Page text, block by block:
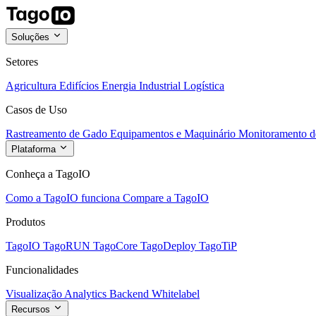
Soluções
Setores
Agricultura Edifícios Energia Industrial Logística
Casos de Uso
Rastreamento de Gado Equipamentos e Maquinário Monitoramento
Plataforma
Conheça a TagoIO
Como a TagoIO funciona Compare a TagoIO
Produtos
TagoIO TagoRUN TagoCore TagoDeploy TagoTiP
Funcionalidades
Visualização Analytics Backend Whitelabel
Recursos